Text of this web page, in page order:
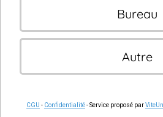
Bureau
Autre
CGU - Confidentialité- Service proposé par